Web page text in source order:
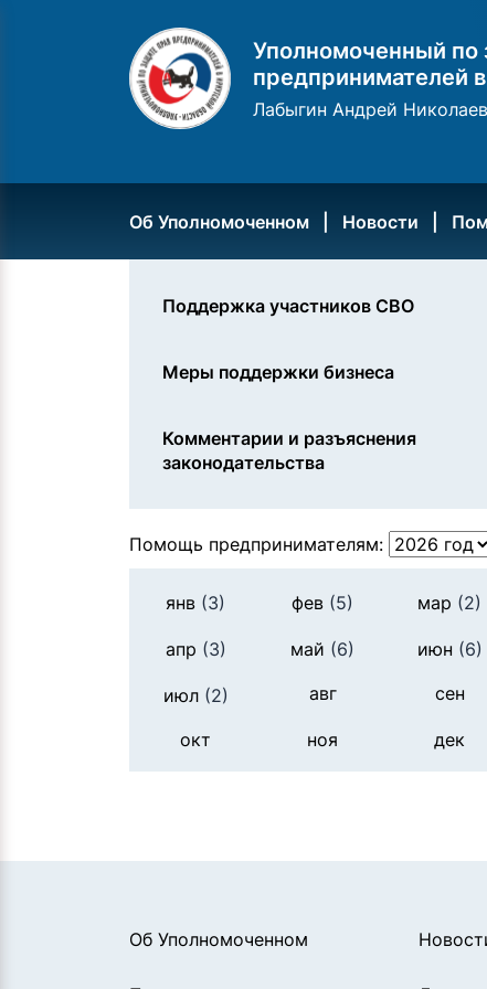
Уполномоченный по
предпринимателей
Лабыгин Андрей
Об Уполномоченном Новости
Поддержка участников СВО
Меры поддержки бизнеса
Комментарии и разъяснения
законодательства
Помощь предпринимателям:
янв (3) фев (5) мар (2)
апр (3) май (6) июн (6)
июл(2) авг сен
окт ноя дек
Об Уполномоченном